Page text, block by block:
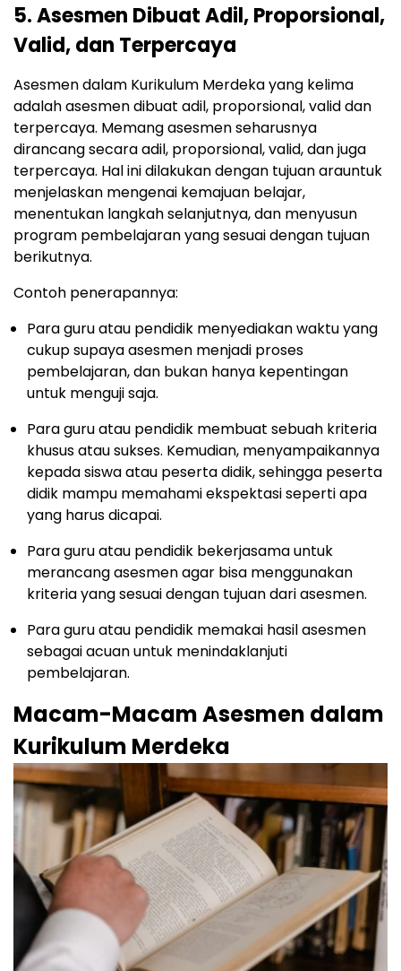
5. Asesmen Dibuat Adil, Proporsional,
Valid, dan Terpercaya
Asesmen dalam Kurikulum Merdeka yang kelima
adalah asesmen dibuat adil, proporsional, valid dan
terpercaya. Memang asesmen seharusnya
dirancang secara adil, proporsional, valid, dan juga
terpercaya. Hal ini dilakukan dengan tujuan arauntuk
menjelaskan mengenai kemajuan belajar,
menentukan langkah selanjutnya, dan menyusun
program pembelajaran yang sesuai dengan tujuan
berikutnya.
Contoh penerapannya:
Para guru atau pendidik menyediakan waktu yang
cukup supaya asesmen menjadi proses
pembelajaran, dan bukan hanya kepentingan
untuk menguji saja.
Para guru atau pendidik membuat sebuah kriteria
khusus atau sukses. Kemudian, menyampaikannya
kepada siswa atau peserta didik, sehingga peserta
didik mampu memahami ekspektasi seperti apa
yang harus dicapai.
Para guru atau pendidik bekerjasama untuk
merancang asesmen agar bisa menggunakan
kriteria yang sesuai dengan tujuan dari asesmen.
Para guru atau pendidik memakai hasil asesmen
sebagai acuan untuk menindaklanjuti
pembelajaran.
Macam-Macam Asesmen dalam
Kurikulum Merdeka